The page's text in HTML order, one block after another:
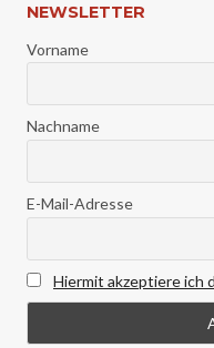
NEWSLETTER
Vorname
Nachname
E-Mail-Adresse
Hiermit akzeptiere ich